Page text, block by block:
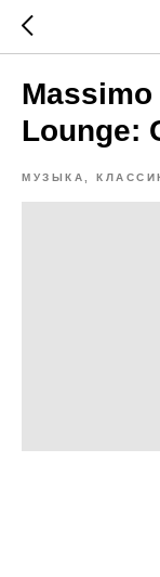
Massimo
Lounge:
МУЗЫКА,